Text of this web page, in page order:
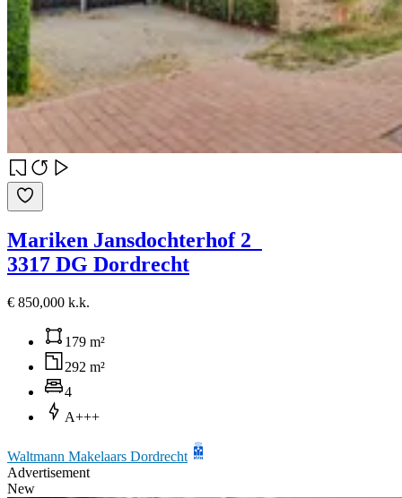
Mariken Jansdochterhof 2
3317 DG Dordrecht
€ 850,000 k.k.
179 m²
292 m²
4
A+++
Waltmann Makelaars Dordrecht
Advertisement
New